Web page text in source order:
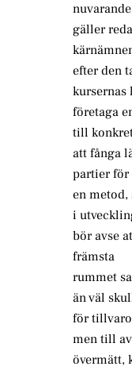
gäller
efter den
kursernas
företaga
till
att fånga
partier
en metod,
i
bör avse
främsta
rummet
än väl
för
men till
övermätt,